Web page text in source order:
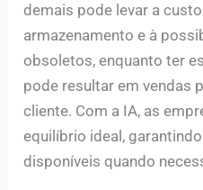
demais pode levar a
armazenamento e à
obsoletos, enquanto ter
pode resultar em vendas
cliente. Com a IA, as
equilíbrio ideal,
disponíveis quando